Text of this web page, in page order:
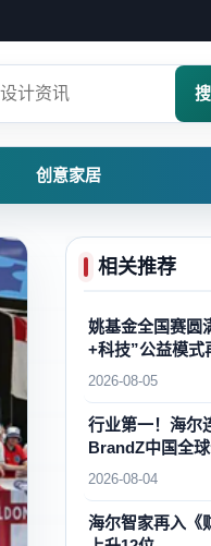
创意家居
相关推荐
姚基金全国赛圆
+科技”公益模式
2026-08-05
行业第一！海尔
BrandZ中国全
2026-08-04
海尔智家再入《